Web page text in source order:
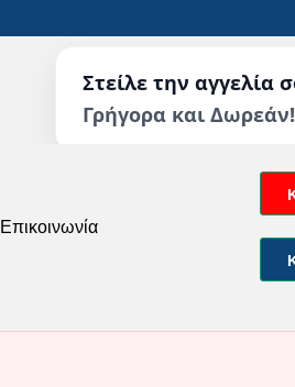
Στείλε την αγγελία
Γρήγορα και Δωρεάν!
Επικοινωνία